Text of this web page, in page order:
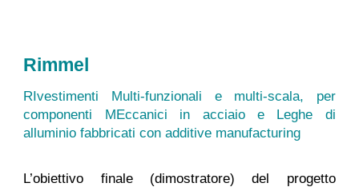
Rimmel
RIvestimenti Multi-funzionali e multi-scala, per
componenti MEccanici in acciaio e Leghe di
alluminio fabbricati con additive manufacturing
L’obiettivo finale (dimostratore) del progetto